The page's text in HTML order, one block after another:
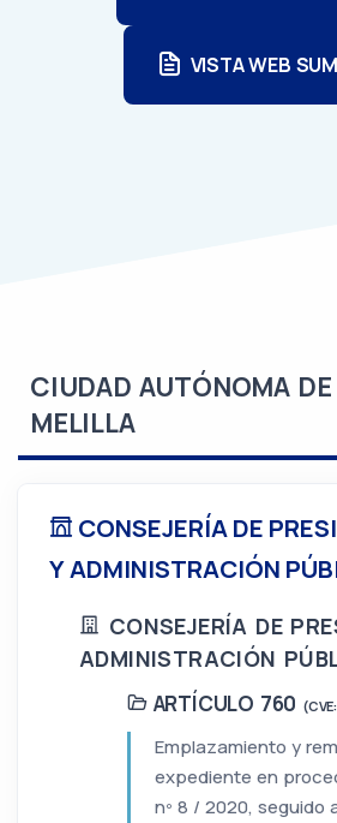
VISTA WEB
CIUDAD AUTÓNOMA DE
MELILLA
CONSEJERÍA DE
Y ADMINISTRACIÓN
CONSEJERÍA DE
ADMINISTRACIÓN
ARTÍCULO 760
Emplazamiento y
expediente en
nº 8 / 2020, seguido